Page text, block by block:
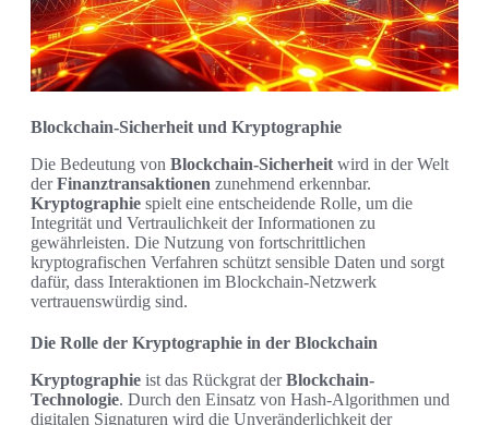
Blockchain-Sicherheit und Kryptographie
Die Bedeutung von Blockchain-Sicherheit wird in der Welt
derFinanztransaktionen zunehmend erkennbar.
Kryptographie spielt eine entscheidende Rolle, um die
Integrität und Vertraulichkeit der Informationen zu
gewährleisten. Die Nutzung von fortschrittlichen
kryptografischen Verfahren schützt sensible Daten und sorgt
dafür, dass Interaktionen im Blockchain-Netzwerk
vertrauenswürdig sind.
Die Rolle der Kryptographie in der Blockchain
Kryptographie ist das Rückgrat derBlockchain-
Technologie. Durch den Einsatz von Hash-Algorithmen und
digitalen Signaturen wird die Unveränderlichkeit der